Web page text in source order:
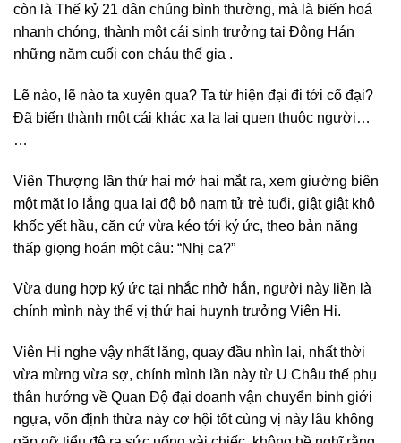
còn là Thế kỷ 21 dân chúng bình thường, mà là biến hoá
nhanh chóng, thành một cái sinh trưởng tại Đông Hán
những năm cuối con cháu thế gia .
Lẽ nào, lẽ nào ta xuyên qua? Ta từ hiện đại đi tới cổ đại?
Đã biến thành một cái khác xa lạ lại quen thuộc người…
…
Viên Thượng lần thứ hai mở hai mắt ra, xem giường biên
một mặt lo lắng qua lại độ bộ nam tử trẻ tuổi, giật giật khô
khốc yết hầu, căn cứ vừa kéo tới ký ức, theo bản năng
thấp giọng hoán một câu: “Nhị ca?”
Vừa dung hợp ký ức tại nhắc nhở hắn, người này liền là
chính mình này thế vị thứ hai huynh trưởng Viên Hi.
Viên Hi nghe vậy nhất lăng, quay đầu nhìn lại, nhất thời
vừa mừng vừa sợ, chính mình lần này từ U Châu thế phụ
thân hướng về Quan Độ đại doanh vận chuyển binh giới
ngựa, vốn định thừa này cơ hội tốt cùng vị này lâu không